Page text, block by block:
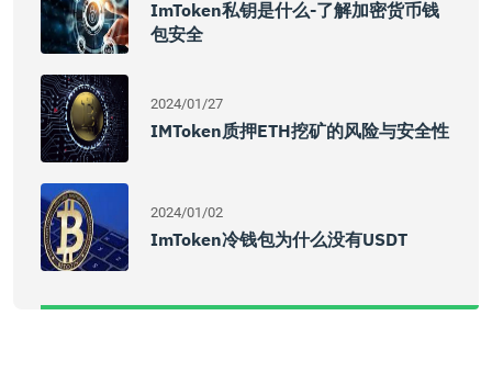
ImToken私钥是什么-了解加密货币钱
包安全
2024/01/27
IMToken质押ETH挖矿的风险与安全性
2024/01/02
ImToken冷钱包为什么没有USDT